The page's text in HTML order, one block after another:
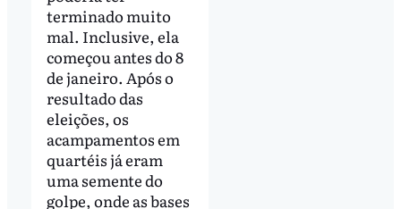
terminado muito
mal. Inclusive, ela
começou antes do 8
de janeiro. Após o
resultado das
eleições, os
acampamentos em
quartéis já eram
uma semente do
golpe, onde as bases